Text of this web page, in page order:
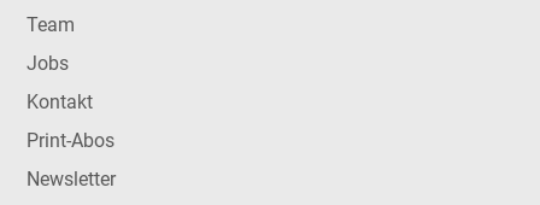
Team
Jobs
Kontakt
Print-Abos
Newsletter